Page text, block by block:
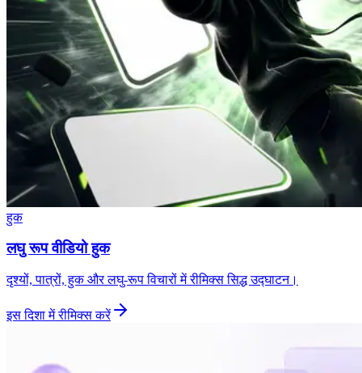
हुक
लघु रूप वीडियो हुक
दृश्यों, पात्रों, हुक और लघु-रूप विचारों में रीमिक्स सिद्ध उद्घाटन।
इस दिशा में रीमिक्स करें